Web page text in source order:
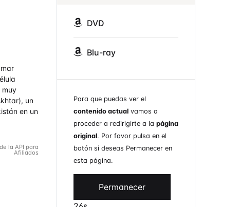
muy
un
en un
la API para
Afiliados
DVD
Blu-ray
Para que puedas ver el
contenido actual vamos a
proceder a redirigirte a la página
original. Por favor pulsa en el
botón si deseas Permanecer en
esta página.
Permanecer